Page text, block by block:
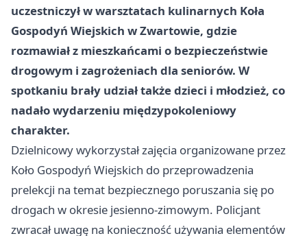
uczestniczył w warsztatach kulinarnych Koła
Gospodyń Wiejskich w Zwartowie, gdzie
rozmawiał z mieszkańcami o bezpieczeństwie
drogowym i zagrożeniach dla seniorów. W
spotkaniu brały udział także dzieci i młodzież, co
nadało wydarzeniu międzypokoleniowy
charakter.
Dzielnicowy wykorzystał zajęcia organizowane przez
Koło Gospodyń Wiejskich do przeprowadzenia
prelekcji na temat bezpiecznego poruszania się po
drogach w okresie jesienno-zimowym. Policjant
zwracał uwagę na konieczność używania elementów